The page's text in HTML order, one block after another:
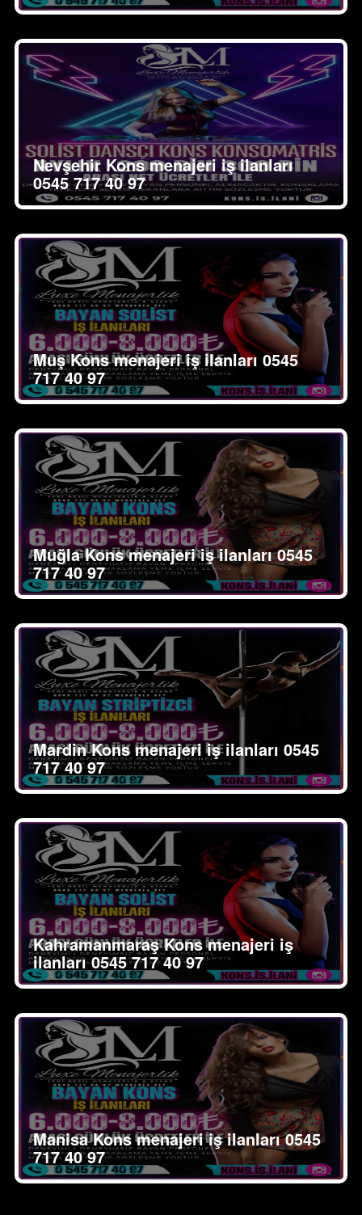
Nevşehir Kons menajeri iş ilanları
0545 717 40 97
Muş Kons menajeri iş ilanları 0545
717 40 97
Muğla Kons menajeri iş ilanları 0545
717 40 97
Mardin Kons menajeri iş ilanları 0545
717 40 97
Kahramanmaraş Kons menajeri iş
ilanları 0545 717 40 97
Manisa Kons menajeri iş ilanları 0545
717 40 97